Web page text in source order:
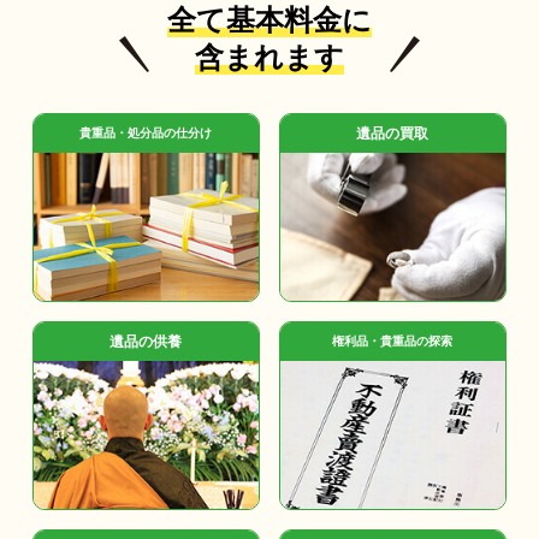
全て基本料金に
含まれます
貴重品・処分品の仕分け 遺品の買取
遺品の供養 権利品・貴重品の探索